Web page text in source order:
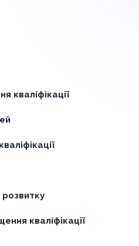
кваліфікації
кваліфікації